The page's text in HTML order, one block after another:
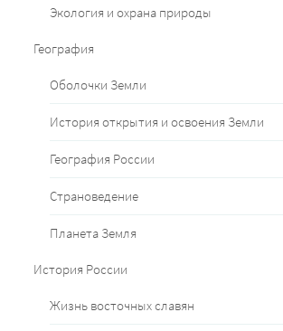
Экология и охрана природы
География
Оболочки Земли
История открытия и освоения Земли
География России
Страноведение
Планета Земля
История России
Жизнь восточных славян